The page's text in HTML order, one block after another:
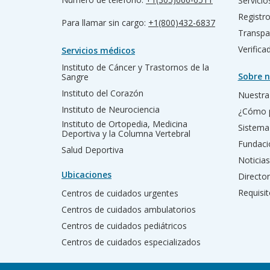
Para llamar sin cargo: +1(800)432-6837
Servicios médicos
Instituto de Cáncer y Trastornos de la
Sangre
Instituto del Corazón
Instituto de Neurociencia
Instituto de Ortopedia, Medicina
Deportiva y la Columna Vertebral
Salud Deportiva
Ubicaciones
Centros de cuidados urgentes
Centros de cuidados ambulatorios
Centros de cuidados pediátricos
Centros de cuidados especializados
Sobre
¿Cómo